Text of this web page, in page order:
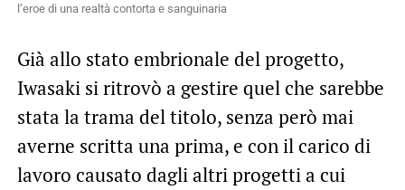
l’eroe di una realtà contorta e sanguinaria
Già allo stato embrionale del progetto,
Iwasaki si ritrovò a gestire quel che sarebbe
stata la trama del titolo, senza però mai
averne scritta una prima, e con il carico di
lavoro causato dagli altri progetti a cui